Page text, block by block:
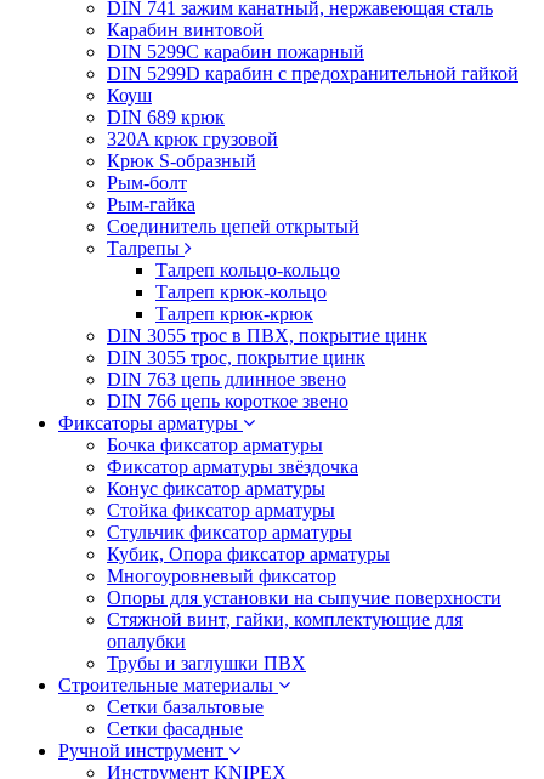
DIN 741 зажим канатный, нержавеющая сталь
Карабин винтовой
DIN 5299C карабин пожарный
DIN 5299D карабин с предохранительной гайкой
Коуш
DIN 689 крюк
320A крюк грузовой
Крюк S-образный
Рым-болт
Рым-гайка
Соединитель цепей открытый
Талрепы
Талреп кольцо-кольцо
Талреп крюк-кольцо
Талреп крюк-крюк
DIN 3055 трос в ПВХ, покрытие цинк
DIN 3055 трос, покрытие цинк
DIN 763 цепь длинное звено
DIN 766 цепь короткое звено
Фиксаторы арматуры
Бочка фиксатор арматуры
Фиксатор арматуры звёздочка
Конус фиксатор арматуры
Стойка фиксатор арматуры
Стульчик фиксатор арматуры
Кубик, Опора фиксатор арматуры
Многоуровневый фиксатор
Опоры для установки на сыпучие поверхности
Стяжной винт, гайки, комплектующие для
опалубки
Трубы и заглушки ПВХ
Строительные материалы
Сетки базальтовые
Сетки фасадные
Ручной инструмент
Инструмент KNIPEX